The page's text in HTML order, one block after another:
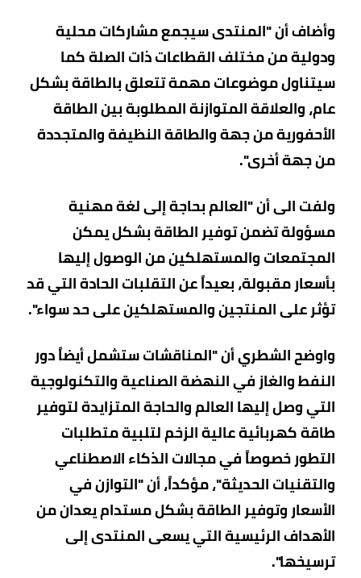
وأضاف أن "المنتدى سيجمع مشاركات محلية
ودولية من مختلف القطاعات ذات الصلة كما
سيتناول موضوعات مهمة تتعلق بالطاقة بشكل
عام، والعلاقة المتوازنة المطلوبة بين الطاقة
الأحفورية من جهة والطاقة النظيفة والمتجددة
من جهة أخرى".
ولفت الى أن "العالم بحاجة إلى لغة مهنية
مسؤولة تضمن توفير الطاقة بشكل يمكن
المجتمعات والمستهلكين من الوصول إليها
بأسعار مقبولة، بعيداً عن التقلبات الحادة التي قد
تؤثر على المنتجين والمستهلكين على حد سواء".
واوضح الشطري أن "المناقشات ستشمل أيضاً دور
النفط والغاز في النهضة الصناعية والتكنولوجية
التي وصل إليها العالم والحاجة المتزايدة لتوفير
طاقة كهربائية عالية الزخم لتلبية متطلبات
التطور خصوصاً في مجالات الذكاء الاصطناعي
والتقنيات الحديثة"، مؤكداً، أن "التوازن في
الأسعار وتوفير الطاقة بشكل مستدام يعدان من
الأهداف الرئيسية التي يسعى المنتدى إلى
ترسيخها".